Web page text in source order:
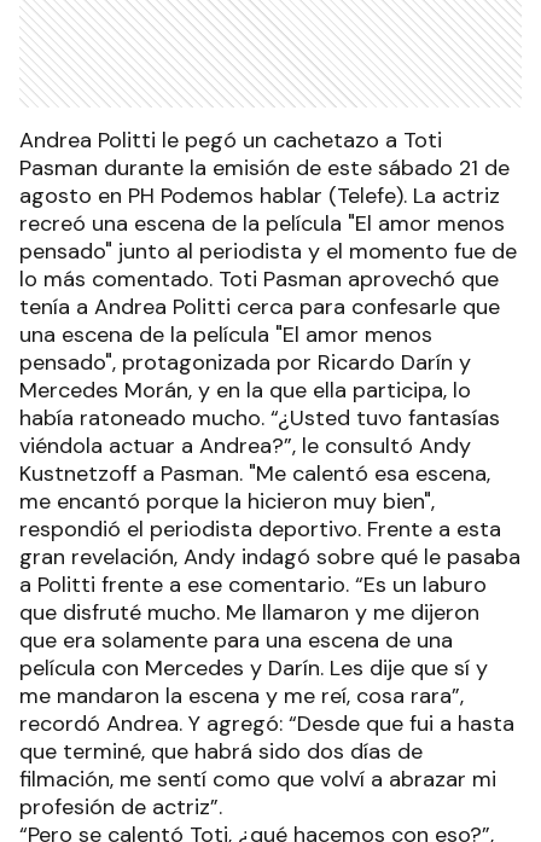
Andrea Politti le pegó un cachetazo a Toti
Pasman durante la emisión de este sábado 21 de
agosto en PH Podemos hablar (Telefe). La actriz
recreó una escena de la película "El amor menos
pensado" junto al periodista y el momento fue de
lo más comentado. Toti Pasman aprovechó que
tenía a Andrea Politti cerca para confesarle que
una escena de la película "El amor menos
pensado", protagonizada por Ricardo Darín y
Mercedes Morán, y en la que ella participa, lo
había ratoneado mucho. “¿Usted tuvo fantasías
viéndola actuar a Andrea?”, le consultó Andy
Kustnetzoff a Pasman. "Me calentó esa escena,
me encantó porque la hicieron muy bien",
respondió el periodista deportivo. Frente a esta
gran revelación, Andy indagó sobre qué le pasaba
a Politti frente a ese comentario. “Es un laburo
que disfruté mucho. Me llamaron y me dijeron
que era solamente para una escena de una
película con Mercedes y Darín. Les dije que sí y
me mandaron la escena y me reí, cosa rara”,
recordó Andrea. Y agregó: “Desde que fui a hasta
que terminé, que habrá sido dos días de
filmación, me sentí como que volví a abrazar mi
profesión de actriz”.
“Pero se calentó Toti, ¿qué hacemos con eso?”,